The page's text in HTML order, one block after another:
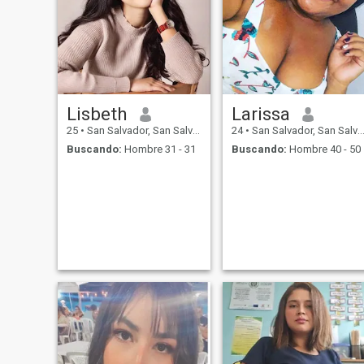
buenas charlas , buena
consejera, amable , me
gusta leer y me encanta
viajar cuando se puede!
Lisbeth
25 • San Salvador, San Salvador, El Salvador
Buscando: Hombre 31 - 31
Larissa
24 • San Salvador, San Salvador, El Salvador
Buscando: Hombre 40 - 50